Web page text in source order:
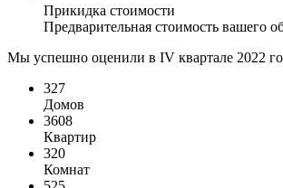
Прикидка стоимости
Предварительная стоимость вашего
Мы успешно оценили в IV квартале 2022
327
Домов
3608
Квартир
320
Комнат